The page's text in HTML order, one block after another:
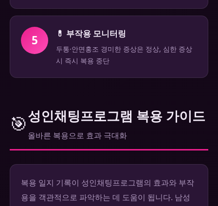
5 💊 부작용 모니터링
두통·안면홍조 경미한 증상은 정상, 심한 증상
시 즉시 복용 중단
🎯성인채팅프로그램 복용 가이드
올바른 복용으로 효과 극대화
복용 일지 기록이 성인채팅프로그램의 효과와 부작
용을 객관적으로 파악하는 데 도움이 됩니다. 남성